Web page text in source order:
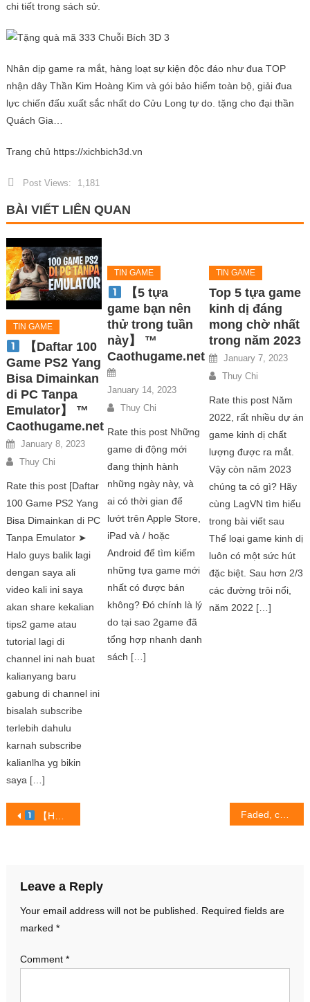
chi tiết trong sách sử.
Nhân dịp game ra mắt, hàng loạt sự kiện độc đáo như đua TOP
nhận dây Thần Kim Hoàng Kim và gói bảo hiểm toàn bộ, giải đua
lực chiến đấu xuất sắc nhất do Cửu Long tự do. tặng cho đại thần
Quách Gia…
Trang chủ https://xichbich3d.vn
Post Views: 1,181
BÀI VIẾT LIÊN QUAN
TIN GAME
【Daftar 100
Game PS2 Yang
Bisa Dimainkan
di PC Tanpa
Emulator】 ™
Caothugame.net
January 8, 2023
Thuy Chi
Rate this post [Daftar
100 Game PS2 Yang
Bisa Dimainkan di PC
Tanpa Emulator ➤
Halo guys balik lagi
dengan saya ali
video kali ini saya
akan share kekalian
tips2 game atau
tutorial lagi di
channel ini nah buat
kalianyang baru
gabung di channel ini
bisalah subscribe
terlebih dahulu
karnah subscribe
kalianlha yg bikin
saya […]
TIN GAME
【5 tựa
game bạn nên
thử trong tuần
này】 ™
Caothugame.net
January 14, 2023
Thuy Chi
Rate this post Những
game di động mới
đang thịnh hành
những ngày này, và
ai có thời gian để
lướt trên Apple Store,
iPad và / hoặc
Android để tìm kiếm
những tựa game mới
nhất có được bán
không? Đó chính là lý
do tại sao 2game đã
tổng hợp nhanh danh
sách […]
TIN GAME
Top 5 tựa game
kinh dị đáng
mong chờ nhất
trong năm 2023
January 7, 2023
Thuy Chi
Rate this post Năm
2022, rất nhiều dự án
game kinh dị chất
lượng được ra mắt.
Vậy còn năm 2023
chúng ta có gì? Hãy
cùng LagVN tìm hiểu
trong bài viết sau
Thể loại game kinh dị
luôn có một sức hút
đặc biệt. Sau hơn 2/3
các đường trôi nổi,
năm 2022 […]
Post
【Hành Tinh Câu Cá – Phần 5: Bùn nước kiếm tiền | Phát trực tiếp câu cá kiếm tiền Faded, ca khúc đánh dấu tên tuổi Alan Walker trên nền âm nhạc thế giới
Leave a Reply
Your email address will not be published. Required fields are
marked *
Comment *